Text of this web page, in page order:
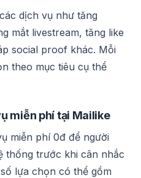
dịch vụ như tăng
mắt livestream, tăng like
social proof khác. Mỗi
theo mục tiêu cụ thể
miễn phí tại Mailike
miễn phí 0đ để người
thống trước khi cân nhắc
lựa chọn có thể gồm